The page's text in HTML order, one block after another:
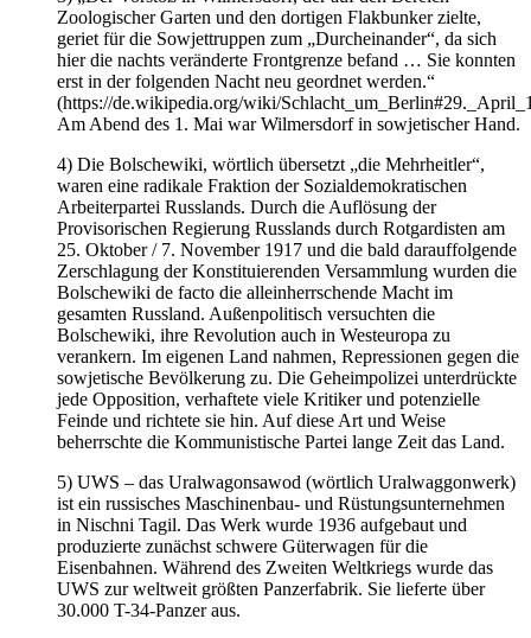
Zoologischer Garten und den dortigen Flakbunker zielte,
geriet für die Sowjettruppen zum „Durcheinander“, da sich
hier die nachts veränderte Frontgrenze befand … Sie konnten
erst in der folgenden Nacht neu geordnet werden.“
(https://de.wikipedia.org/wiki/
Am Abend des 1. Mai war Wilmersdorf in sowjetischer Hand.
4) Die Bolschewiki, wörtlich übersetzt „die Mehrheitler“,
waren eine radikale Fraktion der Sozialdemokratischen
Arbeiterpartei Russlands. Durch die Auflösung der
Provisorischen Regierung Russlands durch Rotgardisten am
25. Oktober / 7. November 1917 und die bald darauffolgende
Zerschlagung der Konstituierenden Versammlung wurden die
Bolschewiki de facto die alleinherrschende Macht im
gesamten Russland. Außenpolitisch versuchten die
Bolschewiki, ihre Revolution auch in Westeuropa zu
verankern. Im eigenen Land nahmen, Repressionen gegen die
sowjetische Bevölkerung zu. Die Geheimpolizei unterdrückte
jede Opposition, verhaftete viele Kritiker und potenzielle
Feinde und richtete sie hin. Auf diese Art und Weise
beherrschte die Kommunistische Partei lange Zeit das Land.
5) UWS – das Uralwagonsawod (wörtlich Uralwaggonwerk)
ist ein russisches Maschinenbau- und Rüstungsunternehmen
in Nischni Tagil. Das Werk wurde 1936 aufgebaut und
produzierte zunächst schwere Güterwagen für die
Eisenbahnen. Während des Zweiten Weltkriegs wurde das
UWS zur weltweit größten Panzerfabrik. Sie lieferte über
30.000 T-34-Panzer aus.